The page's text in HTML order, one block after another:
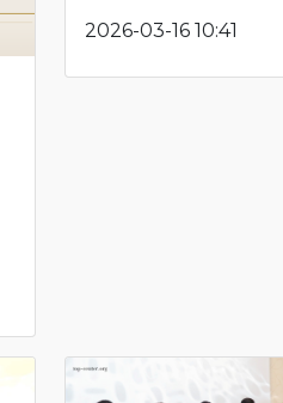
2026-03-16 10:41